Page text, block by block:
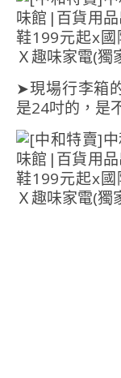
➤現場行李箱
是24吋的，是